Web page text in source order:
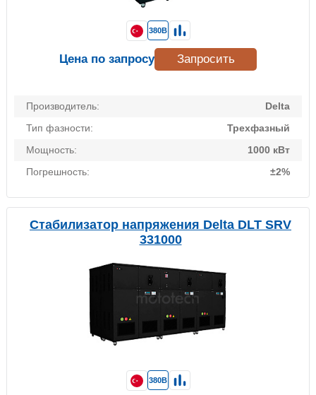
Производитель:
Delta
Тип фазности:
Трехфазный
Мощность:
1000 кВт
Погрешность:
±2%
380В
Цена по запросу Запросить
Стабилизатор напряжения Delta DLT SRV
331000
380В